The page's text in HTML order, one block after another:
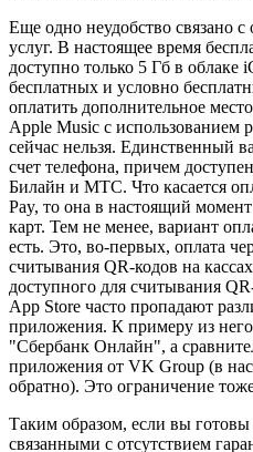
Еще одно неудобство связано
услуг. В настоящее время
доступно только 5 Гб в облаке
бесплатных и условно
оплатить дополнительное
Apple Music с использованием
сейчас нельзя. Единственный
счет телефона, причем
Билайн и МТС. Что касается
Pay, то она в настоящий
карт. Тем не менее, вариант
есть. Это, во-первых, оплата
считывания QR-кодов на
доступного для считывания
App Store часто пропадают
приложения. К примеру из
"Сбербанк Онлайн", а
приложения от VK Group (в
обратно). Это ограничение
Таким образом, если вы
связанными с отсутствием